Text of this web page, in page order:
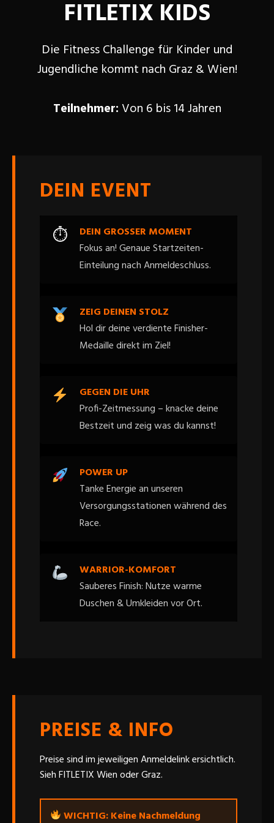
FITLETIX KIDS
Die Fitness Challenge für Kinder und
Jugendliche kommt nach Graz & Wien!
Teilnehmer:Von 6 bis 14 Jahren
DEIN EVENT
⏱
DEIN GROSSER MOMENT
Fokus an! Genaue Startzeiten-
Einteilung nach Anmeldeschluss.
ZEIG DEINEN STOLZ
Hol dir deine verdiente Finisher-
Medaille direkt im Ziel!
GEGEN DIE UHR
Profi-Zeitmessung – knacke deine
Bestzeit und zeig was du kannst!
POWER UP
Tanke Energie an unseren
Versorgungsstationen während des
Race.
WARRIOR-KOMFORT
Sauberes Finish: Nutze warme
Duschen & Umkleiden vor Ort.
PREISE & INFO
Preise sind im jeweiligen Anmeldelink ersichtlich.
Sieh FITLETIX Wien oder Graz.
WICHTIG: Keine Nachmeldung